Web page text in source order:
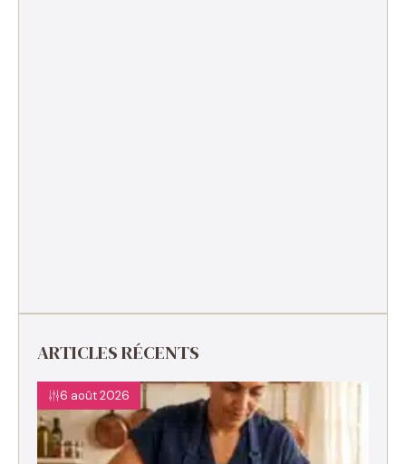
ARTICLES RÉCENTS
6 août 2026